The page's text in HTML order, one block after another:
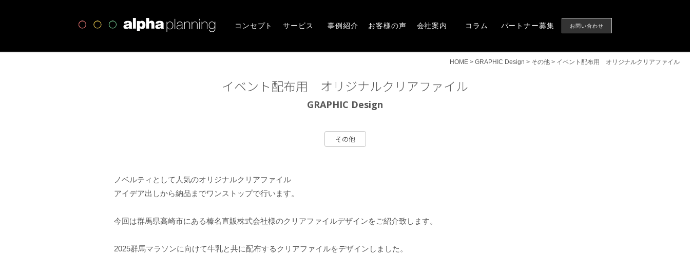
高崎市・前橋市の広告デザインならアルファー企画
コンセプト
サービス
事例紹介
お客様の声
会社案内
コラム
パートナー募集
お問い合わせ
HOME > GRAPHIC Design > その他 > イベント配布用 オリジナルクリアファイル
イベント配布用 オリジナルクリアファイル
GRAPHIC Design
その他
ノベルティとして人気のオリジナルクリアファイル
アイデア出しから納品までワンストップで行います。
今回は群馬県高崎市にある榛名直販株式会社様のクリアファイルデザインをご紹介致します。
2025群馬マラソンに向けて牛乳と共に配布するクリアファイルをデザインしました。